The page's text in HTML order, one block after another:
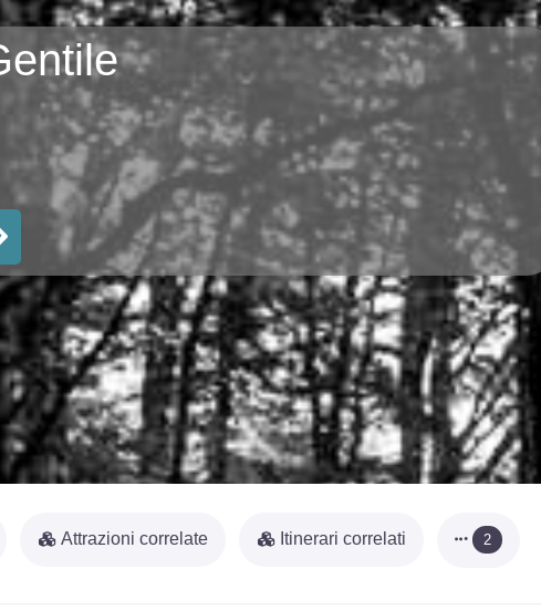
Attrazioni correlate Itinerari correlati 2